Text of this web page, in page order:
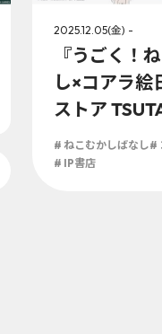
2025.12.05(金) -
『うごく！
し×コアラ絵
ストア
にて2025年
開開始！描
# ねこむかしばなし#
# IP書店